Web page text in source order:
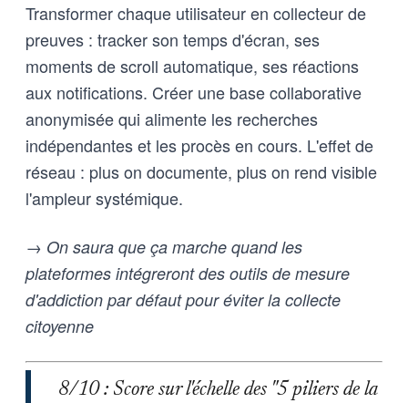
Transformer chaque utilisateur en collecteur de
preuves : tracker son temps d'écran, ses
moments de scroll automatique, ses réactions
aux notifications. Créer une base collaborative
anonymisée qui alimente les recherches
indépendantes et les procès en cours. L'effet de
réseau : plus on documente, plus on rend visible
l'ampleur systémique.
→ On saura que ça marche quand les
plateformes intégreront des outils de mesure
d'addiction par défaut pour éviter la collecte
citoyenne
8/10 : Score sur l'échelle des "5 piliers de la